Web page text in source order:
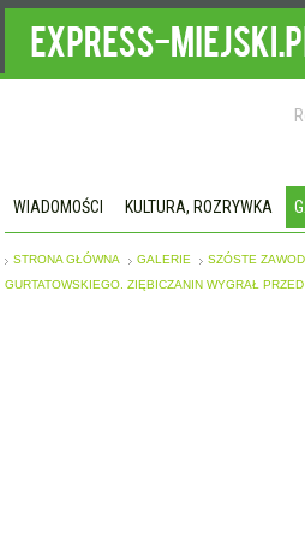
WIADOMOŚCI KULTURA, ROZRYWKA
STRONA GŁÓWNA GALERIE
SZÓSTE
GURTATOWSKIEGO. ZIĘBICZANIN WYGRAŁ